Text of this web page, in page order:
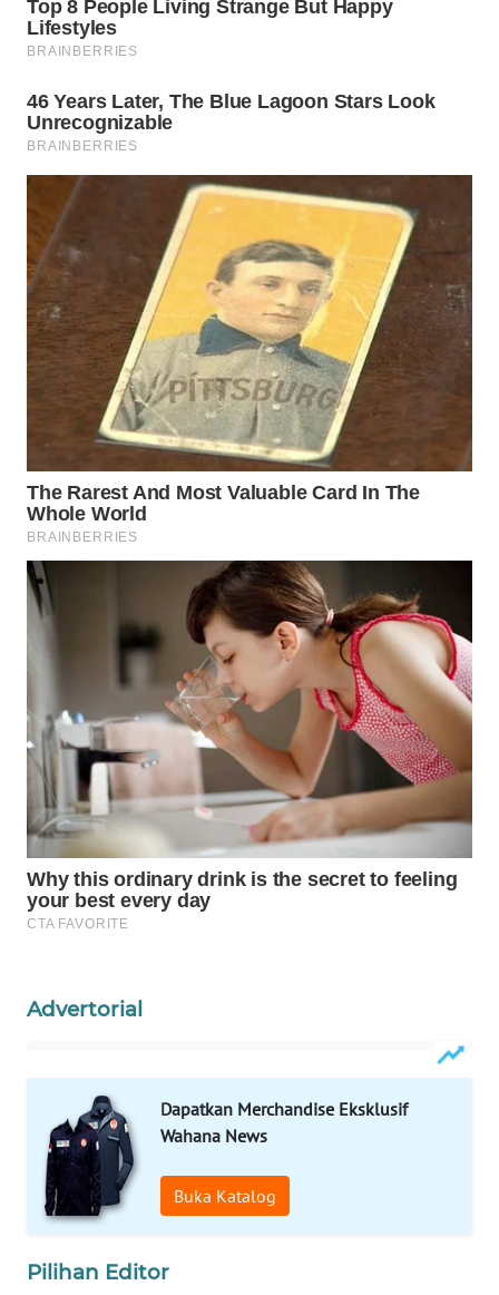
Advertorial
Dapatkan Merchandise Eksklusif
Wahana News
Buka Katalog
Pilihan Editor
WN
PRIANGAN
TIMUR
WN
SEMARANG
WN
SOLO
BOROBUDUR
WN
MADURA
SURABAYA
WN
NATUNA
MANDALIKA
WN
LIKUPANG
WN
LABUANBAJO
WAHANA
NEWS
WAHANA
TANI
WAHANA